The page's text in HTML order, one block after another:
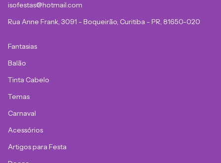
isofestas@hotmail.com
Rua Anne Frank, 3091 - Boqueirão, Curitiba - PR, 81650-020
Fantasias
Balão
Tinta Cabelo
Temas
Carnaval
Acessórios
Artigos para Festa